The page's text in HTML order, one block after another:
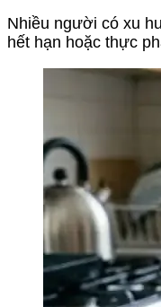
Nhiều người có xu
hết hạn hoặc thực